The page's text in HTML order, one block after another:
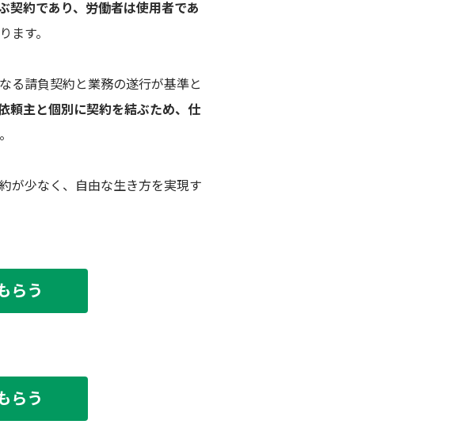
契約であり、労働者は使用者であ
ます。
る請負契約と業務の遂行が基準と
頼主と個別に契約を結ぶため、仕
。
が少なく、自由な生き方を実現す
らう
らう